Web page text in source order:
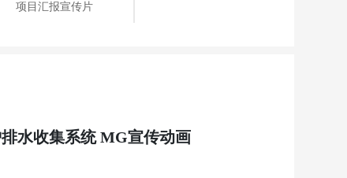
项目汇报宣传片
水收集系统 MG宣传动画